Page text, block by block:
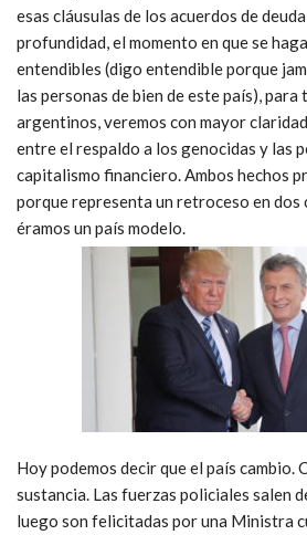
esas cláusulas de los acuerdos de
profundidad, el momento en que se
entendibles (digo entendible porque
las personas de bien de este país),
argentinos, veremos con mayor
entre el respaldo a los genocidas y las
capitalismo financiero. Ambos hechos
porque representa un retroceso en dos
éramos un país modelo.
Hoy podemos decir que el país cambio.
sustancia. Las fuerzas policiales salen
luego son felicitadas por una Ministra